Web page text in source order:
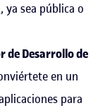
ya sea pública o
de Desarrollo de
en un
para